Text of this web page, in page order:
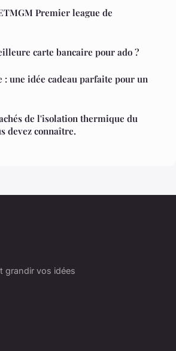
Premier league de
carte bancaire pour ado ?
: une idée cadeau parfaite pour un
de l'isolation thermique du
devez connaître.
grandir vos idées